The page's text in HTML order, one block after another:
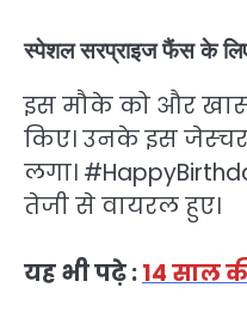
स्पेशल सरप्राइज फैंस के
इस मौके को और
किए। उनके इस जेस्चर
लगा।
तेजी से वायरल हुए।
यह भी पढ़े :14 साल